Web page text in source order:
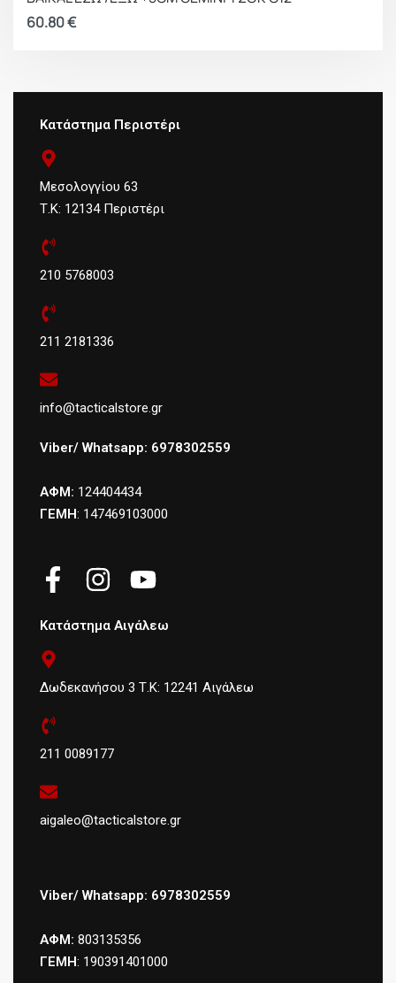
60.80€
Κατάστημα Περιστέρι
Μεσολογγίου 63
Τ.Κ: 12134 Περιστέρι
210 5768003
211 2181336
info@tacticalstore.gr
Viber/ Whatsapp: 6978302559
ΑΦΜ: 124404434
ΓΕΜΗ: 147469103000
Κατάστημα Αιγάλεω
Δωδεκανήσου 3 Τ.Κ: 12241 Αιγάλεω
211 0089177
aigaleo@tacticalstore.gr
Viber/ Whatsapp: 6978302559
ΑΦΜ: 803135356
ΓΕΜΗ: 190391401000